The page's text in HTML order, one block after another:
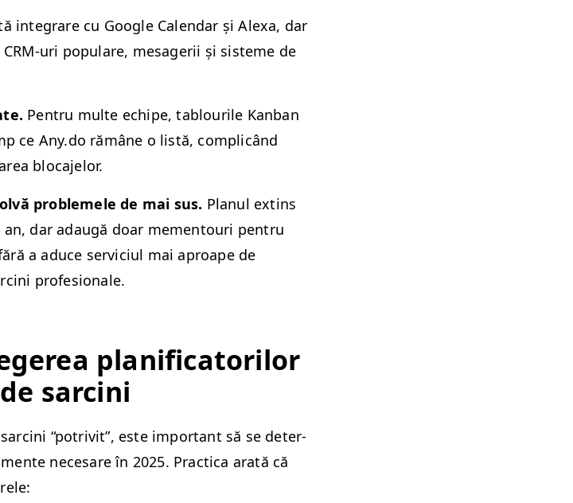
inte­grare cu Google Cal­en­dar și Alexa, dar
uri pop­u­lare, mesagerii și sis­teme de
Pen­tru multe echipe, tablourile Kan­ban
ce Any​.do rămâne o listă, com­plicând
blocajelor.
prob­lemele de mai sus. Plan­ul extins
dar adaugă doar memen­touri pen­tru
a aduce ser­vi­ci­ul mai aproape de
profesionale.
plan­i­fi­ca­to­rilor
sarcini
“potriv­it”, este impor­tant să se deter­
nece­sare în 2025. Prac­ti­ca arată că